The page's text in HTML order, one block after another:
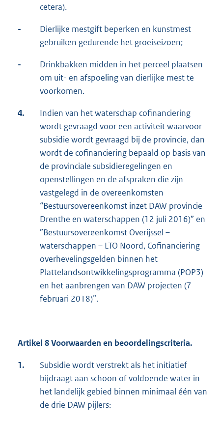
cetera).
-
Dierlijke mestgift beperken en kunstmest
gebruiken gedurende het groeiseizoen;
-
Drinkbakken midden in het perceel plaatsen
om uit- en afspoeling van dierlijke mest te
voorkomen.
4.
Indien van het waterschap cofinanciering
wordt gevraagd voor een activiteit waarvoor
subsidie wordt gevraagd bij de provincie, dan
wordt de cofinanciering bepaald op basis van
de provinciale subsidieregelingen en
openstellingen en de afspraken die zijn
vastgelegd in de overeenkomsten
“Bestuursovereenkomst inzet DAW provincie
Drenthe en waterschappen (12 juli 2016)” en
”Bestuursovereenkomst Overijssel –
waterschappen – LTO Noord, Cofinanciering
overhevelingsgelden binnen het
Plattelandsontwikkelingsprogramma (POP3)
en het aanbrengen van DAW projecten (7
februari 2018)”.
Artikel 8 Voorwaarden en beoordelingscriteria.
1.
Subsidie wordt verstrekt als het initiatief
bijdraagt aan schoon of voldoende water in
het landelijk gebied binnen minimaal één van
de drie DAW pijlers: